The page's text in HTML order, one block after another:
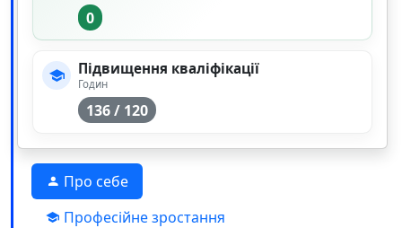
0
Підвищення кваліфікації
Годин
136 / 120
Про себе
Професійне зростання